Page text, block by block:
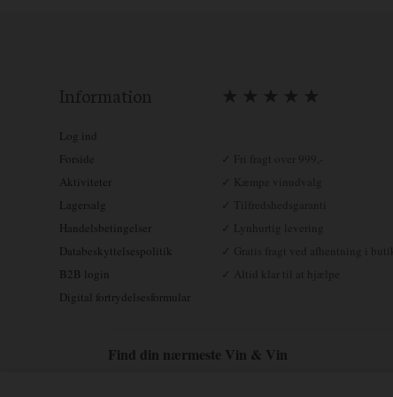
Log ind
Forside
Aktiviteter
Lagersalg
Handelsbetingelser
Databeskyttelsespolitik
B2B login
Digital fortrydelsesformular
✓ Fri fragt over 999,-
✓ Kæmpe vinudvalg
✓ Tilfredshedsgaranti
✓ Lynhurtig levering
✓ Gratis fragt ved afhentning i butik
✓ Altid klar til at hjælpe
Find din nærmeste Vin & Vin